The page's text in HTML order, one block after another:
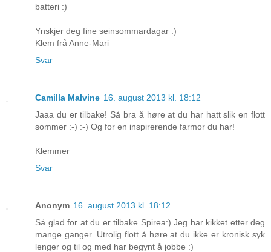
batteri :)
Ynskjer deg fine seinsommardagar :)
Klem frå Anne-Mari
Svar
Camilla Malvine 16. august 2013 kl. 18:12
Jaaa du er tilbake! Så bra å høre at du har hatt slik en flott
sommer :-) :-) Og for en inspirerende farmor du har!
Klemmer
Svar
Anonym 16. august 2013 kl. 18:12
Så glad for at du er tilbake Spirea:) Jeg har kikket etter deg
mange ganger. Utrolig flott å høre at du ikke er kronisk syk
lenger og til og med har begynt å jobbe :)